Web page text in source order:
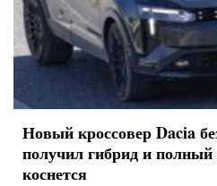
Новый кроссовер Dacia
получил гибрид и
коснется